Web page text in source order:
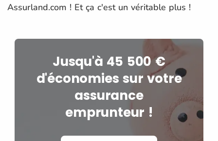
Assurland.com ! Et ça c'est un véritable plus !
Jusqu'à 45 500 €
d'économies sur votre
assurance
emprunteur !